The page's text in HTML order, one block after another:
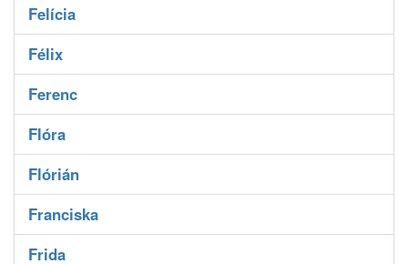
Felícia
Félix
Ferenc
Flóra
Flórián
Franciska
Frida